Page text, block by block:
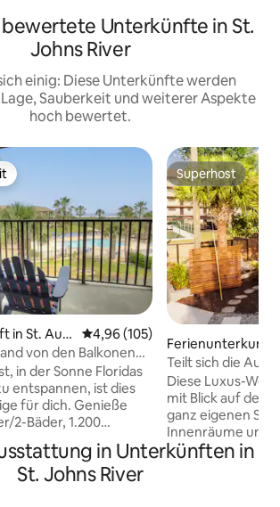
bewertete Unterkünfte in St.
Johns River
einig: Diese Unterkünfte werden
Sauberkeit und weiterer Aspekte
hoch bewertet.
in St. Aug
Durchschnittliche Bewertung:
4,96 (105)
von den Balkonen
in der Sonne Floridas
entspannen, ist dies
dich. Genieße
2-Bäder, 1.200
Eigentumswohnung
Strand von den
und 3. (oben)
Superhost
Superhost
Ferienunterkunft
ge
Teilt sich die
Diese Luxus-
mit Blick auf den
ganz eigenen
Innenräume und
Außenbereiche.
in Unterkünften in
St. Johns River